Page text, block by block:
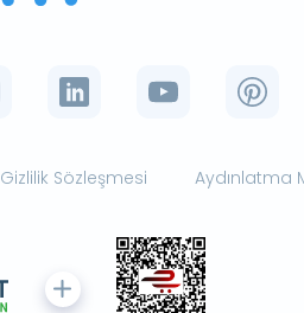
Gizlilik Sözleşmesi Aydınlatma